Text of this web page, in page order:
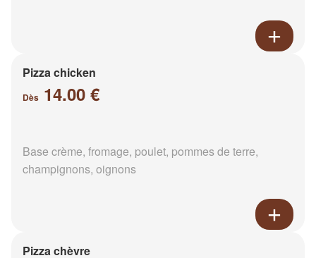
Pizza chicken
Dès 14.00 €
Base crème, fromage, poulet, pommes de terre,
champignons, oignons
Pizza chèvre